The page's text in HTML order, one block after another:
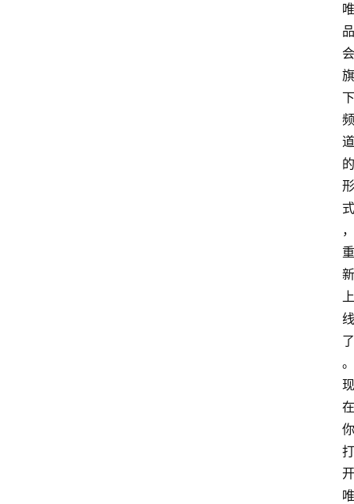
唯
品
会
旗
下
频
道
的
形
式
，
重
新
上
线
了
。
现
在
你
打
开
唯